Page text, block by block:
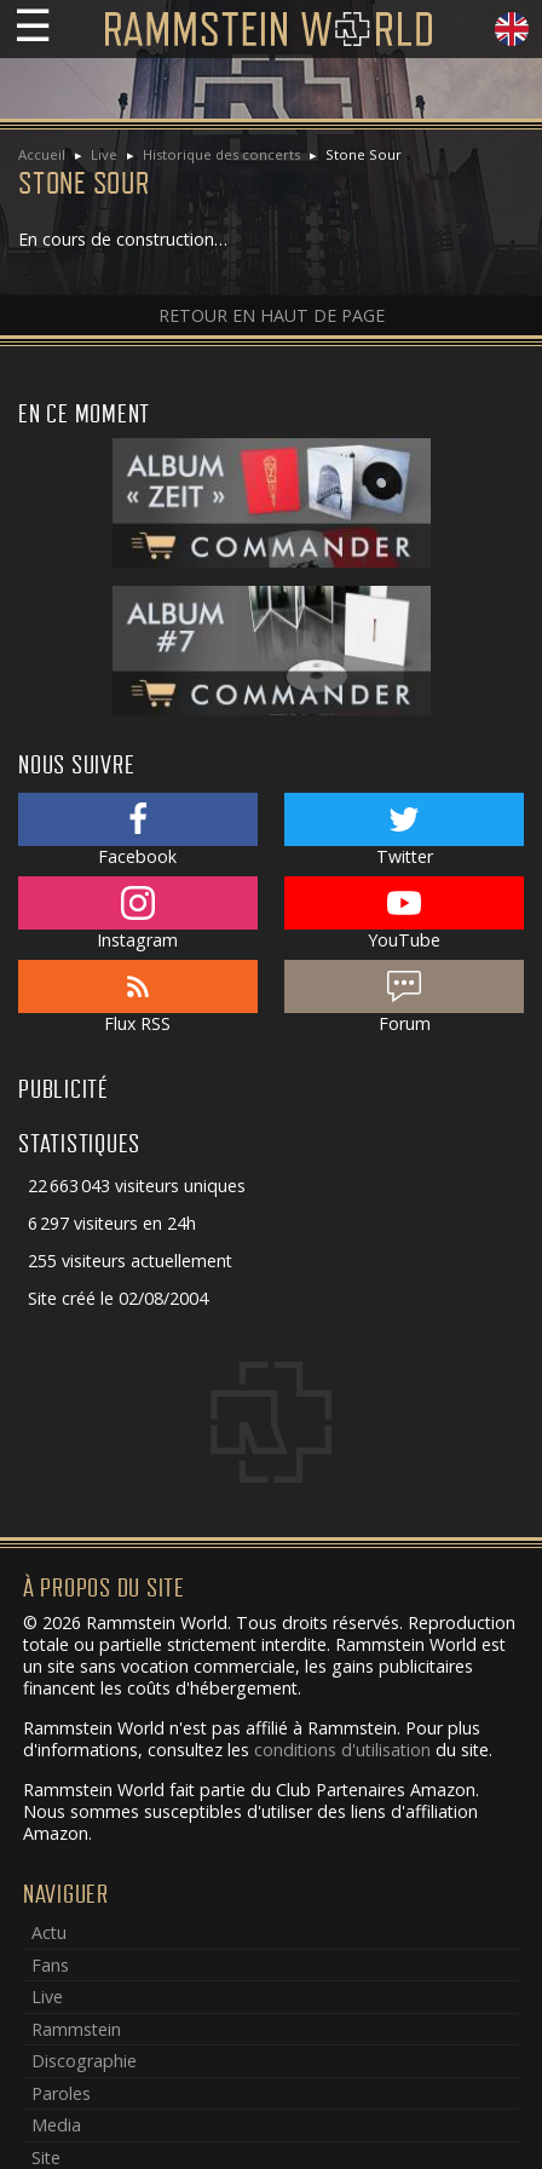
☰
Accueil Live Historique des concerts Stone Sour
STONE SOUR
En cours de construction…
RETOUR EN HAUT DE PAGE
EN CE MOMENT
NOUS SUIVRE
Facebook Twitter
Instagram YouTube
Flux RSS Forum
PUBLICITÉ
STATISTIQUES
22 663 043 visiteurs uniques
6 297 visiteurs en 24h
255 visiteurs actuellement
Site créé le 02/08/2004
À PROPOS DU SITE
© 2026 Rammstein World. Tous droits réservés. Reproduction
totale ou partielle strictement interdite. Rammstein World est
un site sans vocation commerciale, les gains publicitaires
financent les coûts d'hébergement.
Rammstein World n'est pas affilié à Rammstein. Pour plus
d'informations, consultez les conditions d'utilisation du site.
Rammstein World fait partie du Club Partenaires Amazon.
Nous sommes susceptibles d'utiliser des liens d'affiliation
Amazon.
NAVIGUER
Actu
Fans
Live
Rammstein
Discographie
Paroles
Media
Site